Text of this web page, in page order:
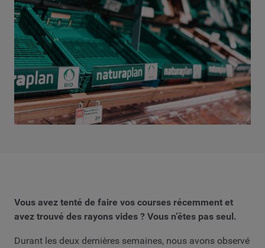
Vous avez tenté de faire vos courses récemment et
avez trouvé des rayons vides ? Vous n’êtes pas seul.
Durant les deux dernières semaines, nous avons observé